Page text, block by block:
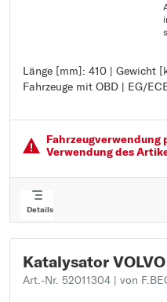
Länge [mm]: 410 | Gewicht
Fahrzeuge mit OBD | EG/
Länge [mm]: 410
Gewicht [kg]: 7
EG/ECE - gerecht:
Fahrzeugver­wendung
Verwendung des
Details
Katalysator
Art.-Nr. 52011304 | von